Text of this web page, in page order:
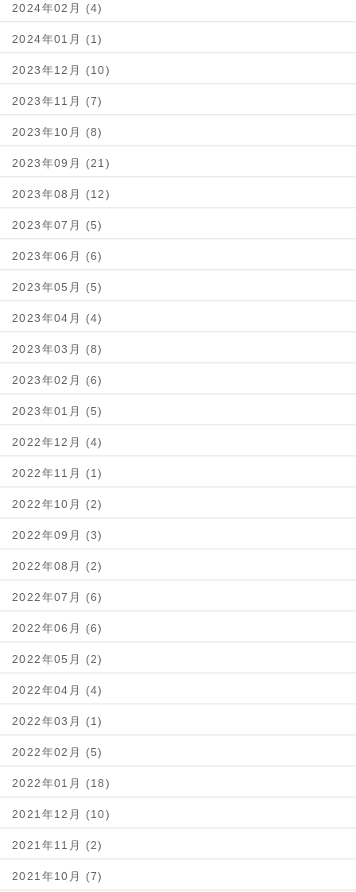
2024年02月 (4)
2024年01月 (1)
2023年12月 (10)
2023年11月 (7)
2023年10月 (8)
2023年09月 (21)
2023年08月 (12)
2023年07月 (5)
2023年06月 (6)
2023年05月 (5)
2023年04月 (4)
2023年03月 (8)
2023年02月 (6)
2023年01月 (5)
2022年12月 (4)
2022年11月 (1)
2022年10月 (2)
2022年09月 (3)
2022年08月 (2)
2022年07月 (6)
2022年06月 (6)
2022年05月 (2)
2022年04月 (4)
2022年03月 (1)
2022年02月 (5)
2022年01月 (18)
2021年12月 (10)
2021年11月 (2)
2021年10月 (7)